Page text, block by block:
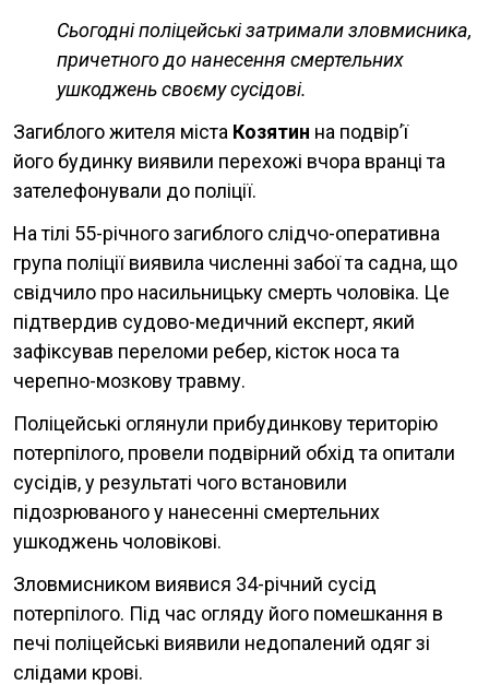
Сьогодні поліцейські затримали зловмисника,
причетного до нанесення смертельних
ушкоджень своєму сусідові.
Загиблого жителя міста Козятин на подвір’ї
його будинку виявили перехожі вчора вранці та
зателефонували до поліції.
На тілі 55-річного загиблого слідчо-оперативна
група поліції виявила численні забої та садна, що
свідчило про насильницьку смерть чоловіка. Це
підтвердив судово-медичний експерт, який
зафіксував переломи ребер, кісток носа та
черепно-мозкову травму.
Поліцейські оглянули прибудинкову територію
потерпілого, провели подвірний обхід та опитали
сусідів, у результаті чого встановили
підозрюваного у нанесенні смертельних
ушкоджень чоловікові.
Зловмисником виявися 34-річний сусід
потерпілого. Під час огляду його помешкання в
печі поліцейські виявили недопалений одяг зі
слідами крові.